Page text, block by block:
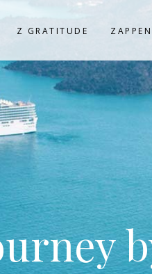
Z GRATITUDE